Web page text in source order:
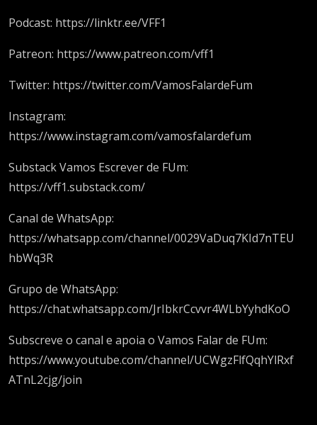
Podcast: https://linktr.ee/VFF1
Patreon: https://www.patreon.com/vff1
Twitter: https://twitter.com/VamosFalardeFum
Instagram:
https://www.instagram.com/vamosfalardefum
Substack Vamos Escrever de FUm:
https://vff1.substack.com/
Canal de WhatsApp:
https://whatsapp.com/channel/0029VaDuq7KId7nTEU
hbWq3R
Grupo de WhatsApp:
https://chat.whatsapp.com/JrIbkrCcvvr4WLbYyhdKoO
Subscreve o canal e apoia o Vamos Falar de FUm:
https://www.youtube.com/channel/UCWgzFlfQqhYlRxf
ATnL2cjg/join